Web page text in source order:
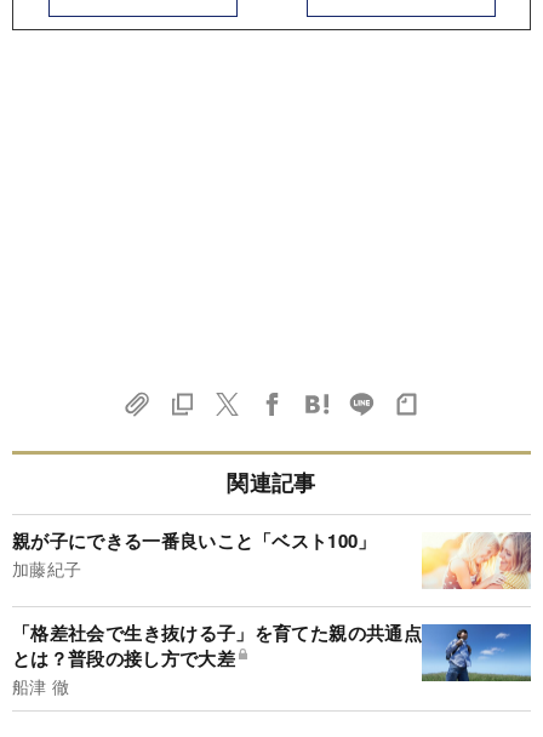
関連記事
親が子にできる一番良いこと「ベスト100」
加藤紀子
「格差社会で生き抜ける子」を育てた親の共通点
とは？普段の接し方で大差
船津 徹